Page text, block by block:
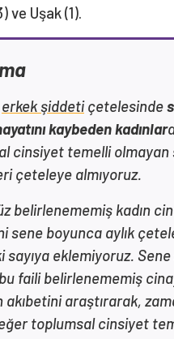
ve Uşak (1).
erkek şiddetiçetelesinde
kaybeden kadınlar
cinsiyet temelli olmayan
çeteleye almıyoruz.
belirlenememiş kadın
sene boyunca aylık
sayıya eklemiyoruz.
faili belirlenememiş
akıbetini araştırarak,
toplumsal cinsiyet